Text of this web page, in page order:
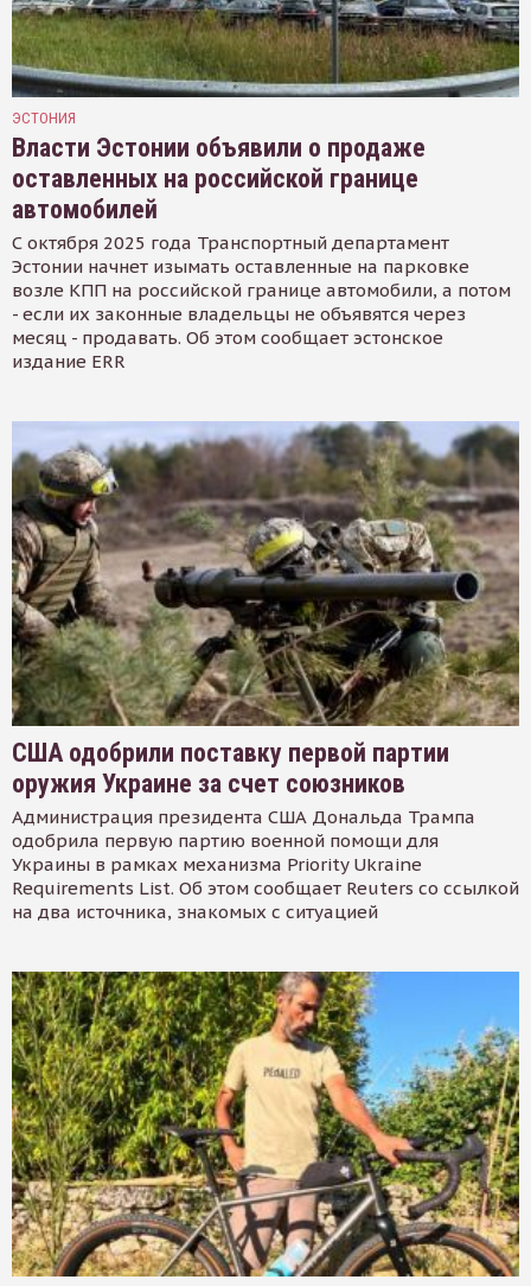
ЭСТОНИЯ
Власти Эстонии объявили о продаже
оставленных на российской границе
автомобилей
С октября 2025 года Транспортный департамент
Эстонии начнет изымать оставленные на парковке
возле КПП на российской границе автомобили, а потом
- если их законные владельцы не объявятся через
месяц - продавать. Об этом сообщает эстонское
издание ERR
США одобрили поставку первой партии
оружия Украине за счет союзников
Администрация президента США Дональда Трампа
одобрила первую партию военной помощи для
Украины в рамках механизма Priority Ukraine
Requirements List. Об этом сообщает Reuters со ссылкой
на два источника, знакомых с ситуацией